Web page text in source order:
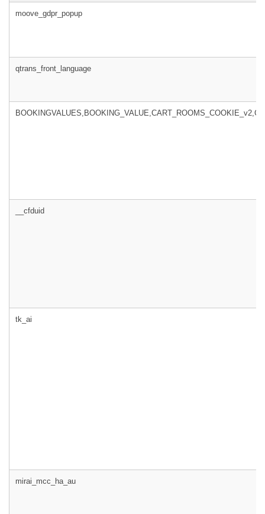
moove_gdpr_popup
qtrans_front_language
__cfduid
tk_ai
mirai_mcc_ha_au